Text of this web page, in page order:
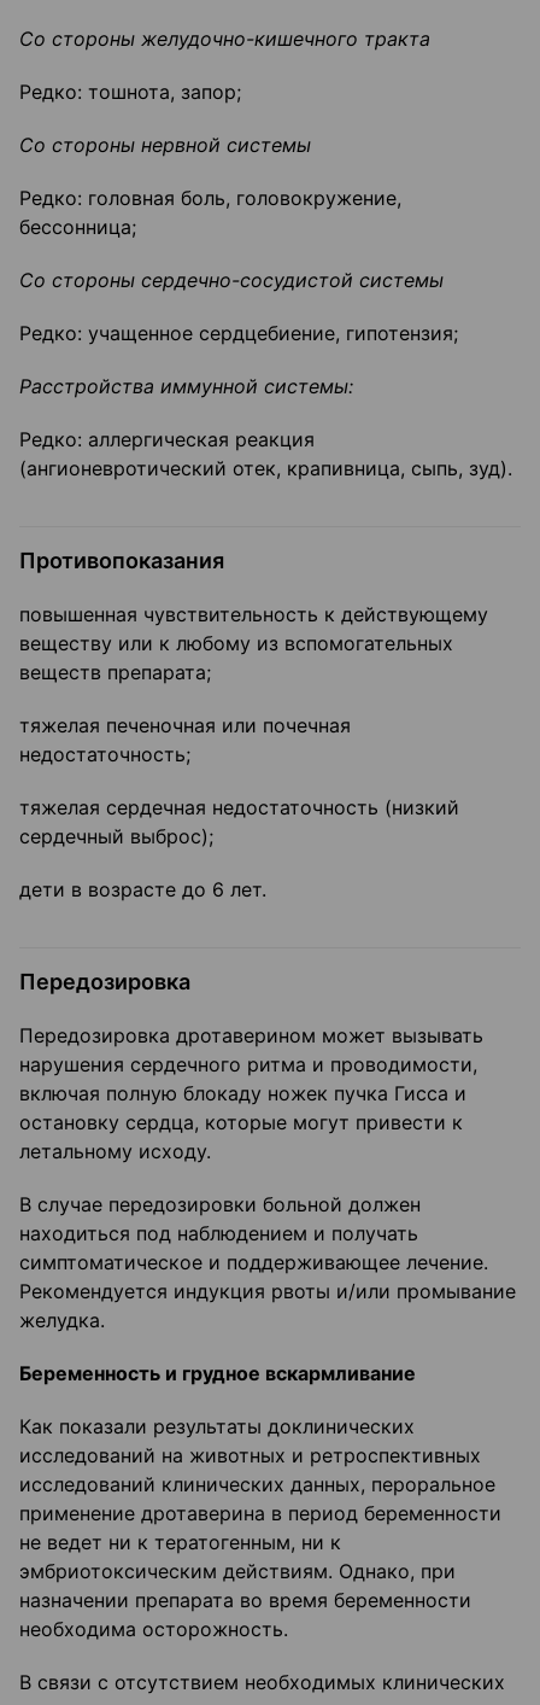
Со стороны желудочно-кишечного тракта
Редко: тошнота, запор;
Со стороны нервной системы
Редко: головная боль, головокружение,
бессонница;
Со стороны сердечно-сосудистой системы
Редко: учащенное сердцебиение, гипотензия;
Расстройства иммунной системы:
Редко: аллергическая реакция
(ангионевротический отек, крапивница, сыпь, зуд).
Противопоказания
повышенная чувствительность к действующему
веществу или к любому из вспомогательных
веществ препарата;
тяжелая печеночная или почечная
недостаточность;
тяжелая сердечная недостаточность (низкий
сердечный выброс);
дети в возрасте до 6 лет.
Передозировка
Передозировка дротаверином может вызывать
нарушения сердечного ритма и проводимости,
включая полную блокаду ножек пучка Гисса и
остановку сердца, которые могут привести к
летальному исходу.
В случае передозировки больной должен
находиться под наблюдением и получать
симптоматическое и поддерживающее лечение.
Рекомендуется индукция рвоты и/или промывание
желудка.
Беременность и грудное вскармливание
Как показали результаты доклинических
исследований на животных и ретроспективных
исследований клинических данных, пероральное
применение дротаверина в период беременности
не ведет ни к тератогенным, ни к
эмбриотоксическим действиям. Однако, при
назначении препарата во время беременности
необходима осторожность.
В связи с отсутствием необходимых клинических